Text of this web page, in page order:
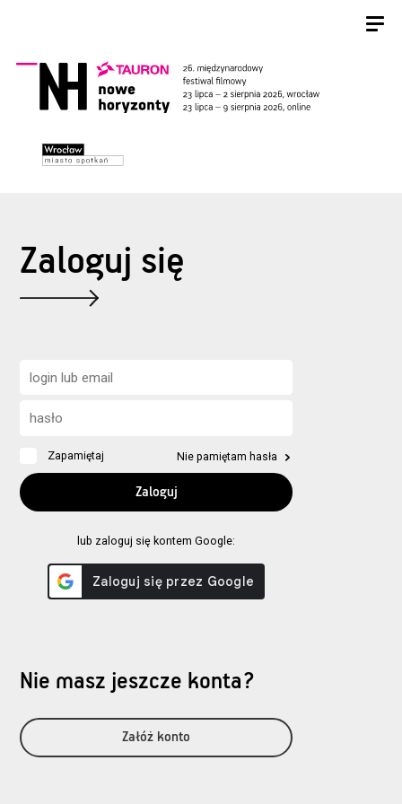
Zaloguj się
Zapamiętaj Nie pamiętam hasła
lub zaloguj się kontem Google:
Nie masz jeszcze konta?
Załóż konto